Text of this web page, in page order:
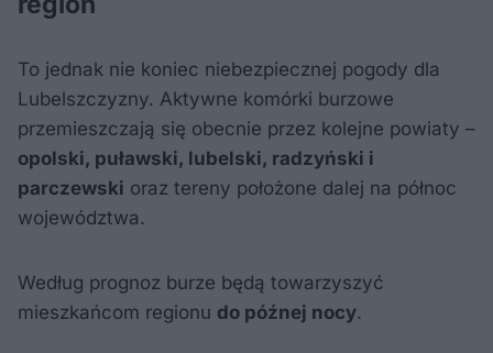
To jednak nie koniec niebezpiecznej pogody dla
Lubelszczyzny. Aktywne komórki burzowe
przemieszczają się obecnie przez kolejne powiaty –
opolski, puławski, lubelski, radzyński i
parczewski oraz tereny położone dalej na północ
województwa.
Według prognoz burze będą towarzyszyć
mieszkańcom regionu do późnej nocy.